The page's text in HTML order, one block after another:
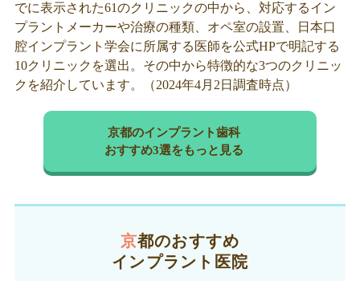
でに表示された61のクリニックの中から、対応するイン
プラントメーカーや治療の種類、オペ室の設置、日本口
腔インプラント学会に所属する医師を公式HPで明記する
10クリニックを選出。その中から特徴的な3つのクリニッ
クを紹介しています。（2024年4月2日調査時点）
京都のインプラント歯科
おすすめ3選をもっと見る
京都のおすすめ
インプラント医院